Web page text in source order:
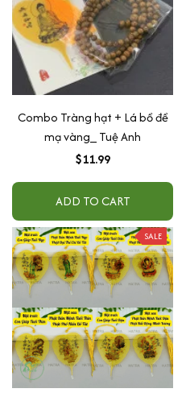
Combo Tràng hạt + Lá bồ đề
mạ vàng_ Tuệ Anh
$11.99
ADD TO CART
SALE